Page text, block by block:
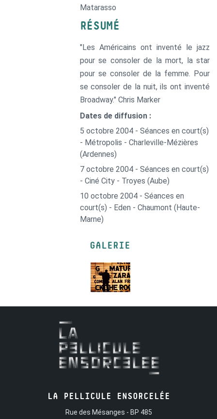
Matarasso
RÉSUMÉ
"Les Américains ont inventé le jazz
pour se consoler de la mort, la star
pour se consoler de la femme. Pour
se consoler de la nuit, ils ont inventé
Broadway." Chris Marker
Dates de diffusion :
5 octobre 2004 - Séances en court(s)
- Métropolis - Charleville-Mézières
(Ardennes)
7 octobre 2004 - Séances en court(s)
- Ciné City - Troyes (Aube)
10 octobre 2004 - Séances en
court(s) - Eden - Chaumont (Haute-
Marne)
GALERIE
LA PELLICULE ENSORCELÉE
Rue des Mésanges - BP 485